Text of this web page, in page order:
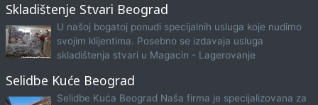
Skladištenje Stvari Beograd
U našoj bogatoj ponudi specijalnih usluga koje nudimo
svojim klijentima. Posebno se izdavaja usluga
skladištenja stvari u Magacin - Lagerovanje
Selidbe Kuće Beograd
Selidbe Kuća Beograd Naša firma je specijalizovana za